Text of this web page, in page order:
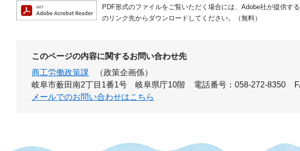
PDF形式のファイルをご覧いただく場合には、Adobe社が提供す
のリンク先からダウンロードしてください。（無料）
このページの内容に関するお問い合わせ先
商工労働政策課
（政策企画係）
岐阜市薮田南2丁目1番1号 岐阜県庁10階
電話番号：058-272-8350
メールでのお問い合わせはこちら